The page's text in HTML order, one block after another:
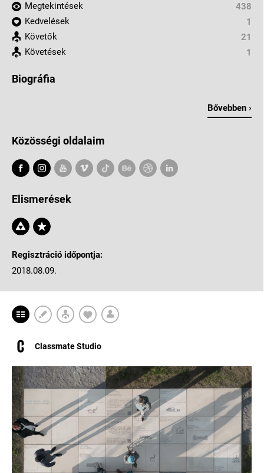
Megtekintések
438
Kedvelések
1
Követők
21
Követések
1
Biográfia
Bővebben ›
Közösségi oldalaim
Elismerések
Regisztráció időpontja:
2018.08.09.
Classmate Studio